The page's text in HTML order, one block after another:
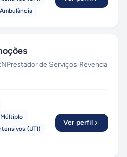
Prestador de Serviços·Revenda
(UTI)
Ver perfil